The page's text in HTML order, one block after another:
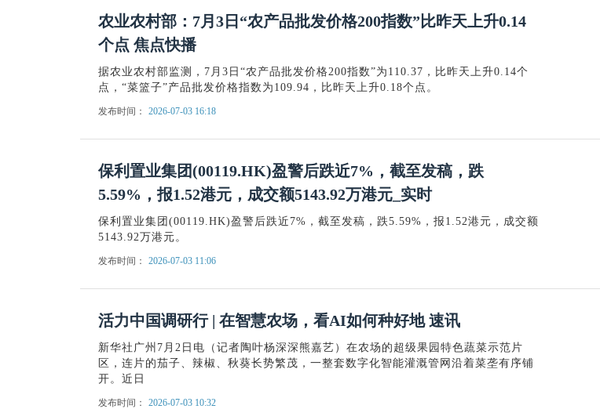
农业农村部：7月3日“农产品批发价格200指数”比昨天上升0.14
个点 焦点快播
据农业农村部监测，7月3日“农产品批发价格200指数”为110.37，比昨天上升0.14个
点，“菜篮子”产品批发价格指数为109.94，比昨天上升0.18个点。
发布时间： 2026-07-03 16:18
保利置业集团(00119.HK)盈警后跌近7%，截至发稿，跌
5.59%，报1.52港元，成交额5143.92万港元_实时
保利置业集团(00119.HK)盈警后跌近7%，截至发稿，跌5.59%，报1.52港元，成交额
5143.92万港元。
发布时间： 2026-07-03 11:06
活力中国调研行 | 在智慧农场，看AI如何种好地 速讯
新华社广州7月2日电（记者陶叶杨深深熊嘉艺）在农场的超级果园特色蔬菜示范片
区，连片的茄子、辣椒、秋葵长势繁茂，一整套数字化智能灌溉管网沿着菜垄有序铺
开。近日
发布时间： 2026-07-03 10:32